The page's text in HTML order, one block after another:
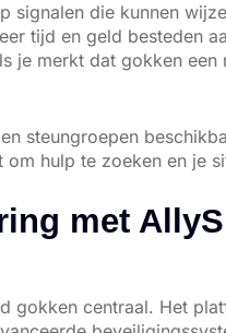
signalen die kunnen
tijd en geld besteden
je merkt dat gokken
steungroepen
hulp te zoeken en je
met
gokken centraal. Het